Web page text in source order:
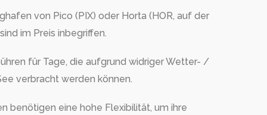
von Pico (PIX) oder Horta (HOR, auf der
im Preis inbegriffen.
für Tage, die aufgrund widriger Wetter- /
verbracht werden können.
benötigen eine hohe Flexibilität, um ihre